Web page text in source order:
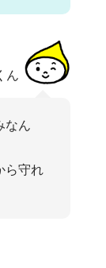
なん
ら守れ
ん